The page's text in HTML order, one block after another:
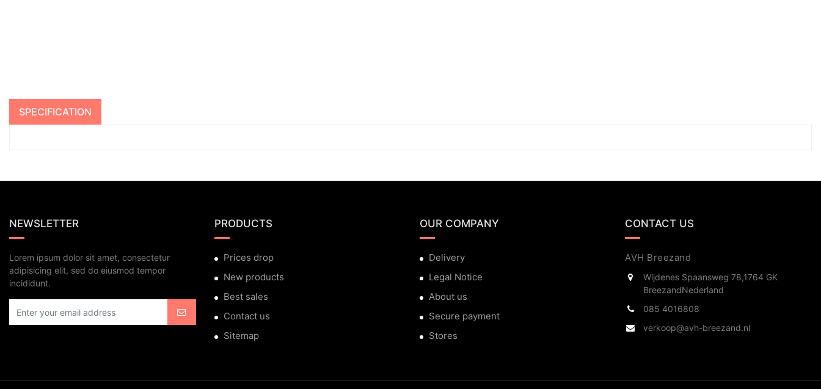
SPECIFICATION
NEWSLETTER
Lorem ipsum dolor sit amet, consectetur
adipisicing elit, sed do eiusmod tempor
incididunt.
PRODUCTS
Prices drop
New products
Best sales
Contact us
Sitemap
OUR COMPANY
Delivery
Legal Notice
About us
Secure payment
Stores
CONTACT US
AVH Breezand
Wijdenes Spaansweg 78,1764 GK
BreezandNederland
085 4016808
verkoop@avh-breezand.nl